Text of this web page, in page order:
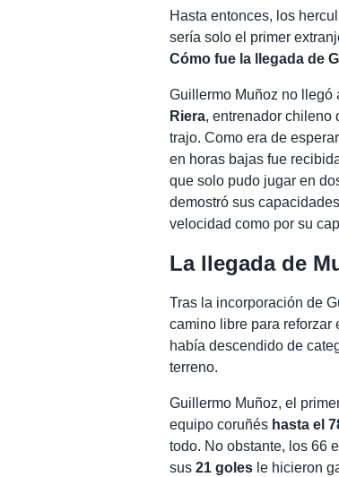
Hasta entonces, los
sería solo el primer
Cómo fue la llegada de
Guillermo Muñoz no llegó
Riera, entrenador chileno
trajo. Como era de
en horas bajas fue
que solo pudo jugar en
demostró sus
velocidad como por su
La llegada de
Tras la incorporación de
camino libre para reforzar
había descendido de
terreno.
Guillermo Muñoz, el
equipo coruñés hasta el
todo. No obstante, los 66
sus21 goles le hicieron